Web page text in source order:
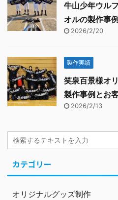
牛山少年ウル
オルの製作事
2026/2/20
製作実績
笑泉百景様オ
製作事例とお
2026/2/13
カテゴリー
オリジナルグッズ制作